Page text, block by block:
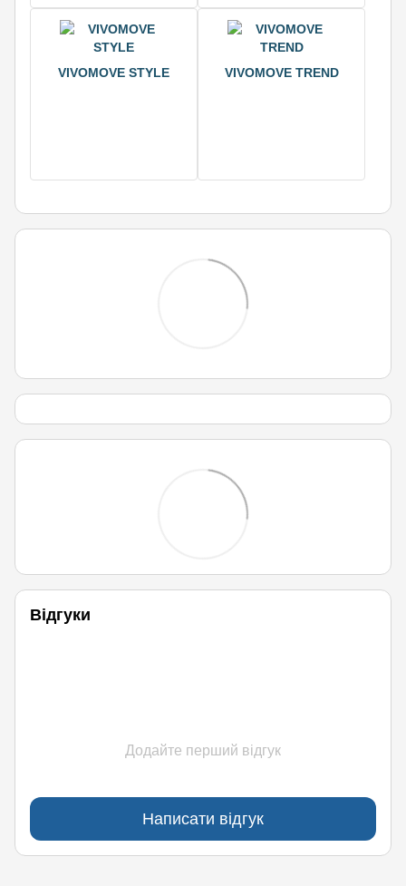
VIVOMOVE STYLE VIVOMOVE TREND
Відгуки
Додайте перший відгук
Написати відгук